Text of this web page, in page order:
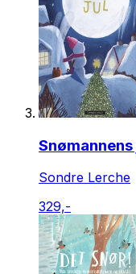
Snømannens
Sondre Lerche
329,-